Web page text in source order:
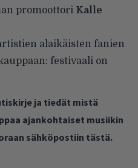
promoottori Kalle
alaikäisten fanien
festivaali on
ja tiedät mistä
ajankohtaiset musiikin
sähköpostiin tästä.